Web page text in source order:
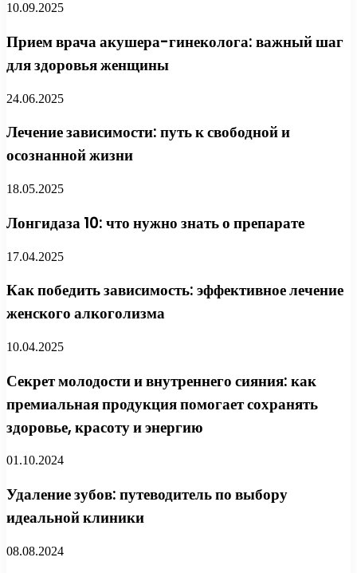
10.09.2025
Прием врача акушера-гинеколога: важный шаг
для здоровья женщины
24.06.2025
Лечение зависимости: путь к свободной и
осознанной жизни
18.05.2025
Лонгидаза 10: что нужно знать о препарате
17.04.2025
Как победить зависимость: эффективное лечение
женского алкоголизма
10.04.2025
Секрет молодости и внутреннего сияния: как
премиальная продукция помогает сохранять
здоровье, красоту и энергию
01.10.2024
Удаление зубов: путеводитель по выбору
идеальной клиники
08.08.2024